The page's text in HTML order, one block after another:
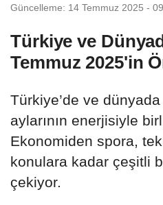
Güncelleme: 14 Temmuz 2025 -
Türkiye ve
Temmuz 2025'in
Türkiye’de ve
aylarının enerjisiyle
Ekonomiden spora,
konulara kadar çeşitli
çekiyor.